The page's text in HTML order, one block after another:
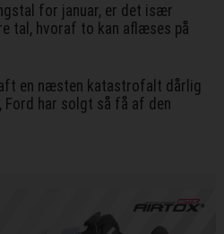
for januar, er det især
tal, hvoraf to kan aflæses på
en næsten katastrofalt dårlig
Ford har solgt så få af den